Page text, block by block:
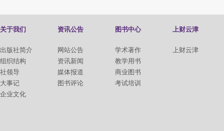
关于我们
出版社简介
组织结构
社领导
大事记
企业文化
资讯公告
网站公告
资讯新闻
媒体报道
图书评论
图书中心
学术著作
教学用书
商业图书
考试培训
上财云津
上财云津